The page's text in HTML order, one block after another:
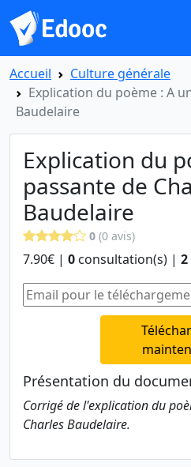
Accueil
Culture générale
Explication du poème : A
Baudelaire
Explication du
passante de
Baudelaire
0 (0 avis)
7.90€ | 0 consultation(s) | 2
Présentation du
Corrigé de l'explication du
Charles Baudelaire.